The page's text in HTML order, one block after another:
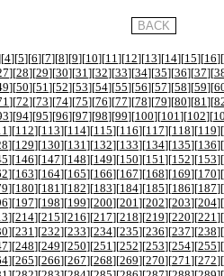
4][5][6][7][8][9][10][11][12][13][14][15][16][
][28][29][30][31][32][33][34][35][36][37][
][50][51][52][53][54][55][56][57][58][59][
][72][73][74][75][76][77][78][79][80][81][
][94][95][96][97][98][99][100][101][102][
][112][113][114][115][116][117][118][119][
][129][130][131][132][133][134][135][136][
][146][147][148][149][150][151][152][153][
][163][164][165][166][167][168][169][170][
][180][181][182][183][184][185][186][187][
][197][198][199][200][201][202][203][204][
][214][215][216][217][218][219][220][221][
][231][232][233][234][235][236][237][238][
][248][249][250][251][252][253][254][255][
][265][266][267][268][269][270][271][272][